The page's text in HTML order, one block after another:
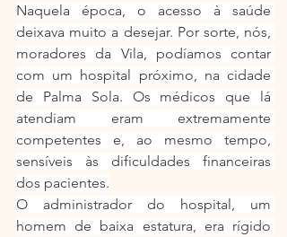
Naquela época, o acesso à saúde
deixava muito a desejar. Por sorte, nós,
moradores da Vila, podíamos contar
com um hospital próximo, na cidade
de Palma Sola. Os médicos que lá
atendiam eram extremamente
competentes e, ao mesmo tempo,
sensíveis às dificuldades financeiras
dos pacientes.
O administrador do hospital, um
homem de baixa estatura, era rígido